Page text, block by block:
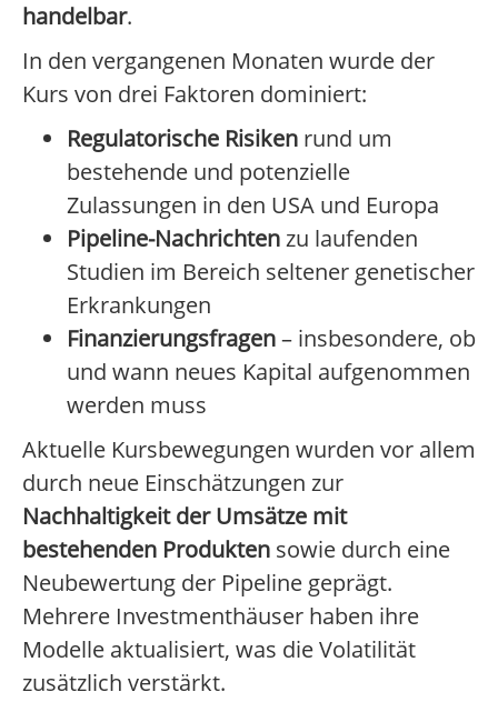
handelbar.
In den vergangenen Monaten wurde der
Kurs von drei Faktoren dominiert:
Regulatorische Risiken rund um
bestehende und potenzielle
Zulassungen in den USA und Europa
Pipeline-Nachrichtenzu laufenden
Studien im Bereich seltener genetischer
Erkrankungen
Finanzierungsfragen– insbesondere, ob
und wann neues Kapital aufgenommen
werden muss
Aktuelle Kursbewegungen wurden vor allem
durch neue Einschätzungen zur
Nachhaltigkeit der Umsätze mit
bestehenden Produkten sowie durch eine
Neubewertung der Pipeline geprägt.
Mehrere Investmenthäuser haben ihre
Modelle aktualisiert, was die Volatilität
zusätzlich verstärkt.